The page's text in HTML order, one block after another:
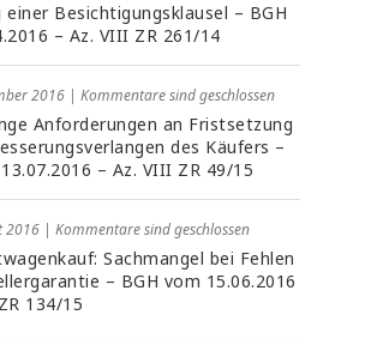
einer Besichtigungsklausel – BGH
– Az. VIII ZR 261/14
2016 | Kommentare sind geschlossen
Anforderungen an Fristsetzung
des Käufers –
– Az. VIII ZR 49/15
2016 | Kommentare sind geschlossen
Sachmangel bei Fehlen
– BGH vom 15.06.2016
134/15